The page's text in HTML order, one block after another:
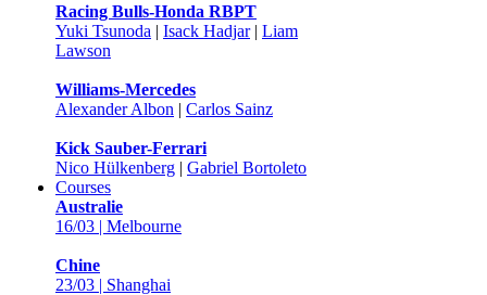
Racing Bulls-Honda RBPT
Yuki Tsunoda | Isack Hadjar| Liam
Lawson
Williams-Mercedes
Alexander Albon | Carlos Sainz
Kick Sauber-Ferrari
Nico Hülkenberg | Gabriel Bortoleto
Courses
Australie
16/03 | Melbourne
Chine
23/03 | Shanghai